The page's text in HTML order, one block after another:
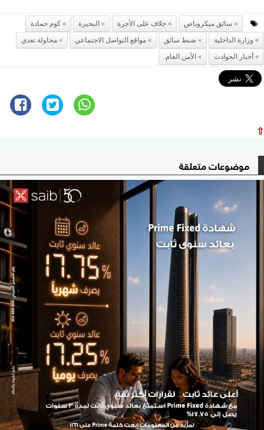
سائق ميكروباص خلاف على الأجرة البحيرة
كوم حمادة
وزارة الداخلية
ضبط سائق مواقع التواصل الاجتماعي
محاولة تعدي
أخبار الحوادث
الأمن العام.
⇧
موضوعات متعلقة